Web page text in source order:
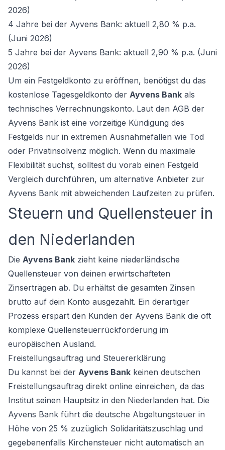
2026)
4 Jahre bei der Ayvens Bank: aktuell 2,80 % p.a.
(Juni 2026)
5 Jahre bei der Ayvens Bank: aktuell 2,90 % p.a. (Juni
2026)
Um ein Festgeldkonto zu eröffnen, benötigst du das
kostenlose Tagesgeldkonto der Ayvens Bank als
technisches Verrechnungskonto. Laut den AGB der
Ayvens Bank ist eine vorzeitige Kündigung des
Festgelds nur in extremen Ausnahmefällen wie Tod
oder Privatinsolvenz möglich. Wenn du maximale
Flexibilität suchst, solltest du vorab einen Festgeld
Vergleich durchführen, um alternative Anbieter zur
Ayvens Bank mit abweichenden Laufzeiten zu prüfen.
Steuern und Quellensteuer in
den Niederlanden
Die Ayvens Bank zieht keine niederländische
Quellensteuer von deinen erwirtschafteten
Zinserträgen ab. Du erhältst die gesamten Zinsen
brutto auf dein Konto ausgezahlt. Ein derartiger
Prozess erspart den Kunden der Ayvens Bank die oft
komplexe Quellensteuerrückforderung im
europäischen Ausland.
Freistellungsauftrag und Steuererklärung
Du kannst bei der Ayvens Bank keinen deutschen
Freistellungsauftrag direkt online einreichen, da das
Institut seinen Hauptsitz in den Niederlanden hat. Die
Ayvens Bank führt die deutsche Abgeltungsteuer in
Höhe von 25 % zuzüglich Solidaritätszuschlag und
gegebenenfalls Kirchensteuer nicht automatisch an